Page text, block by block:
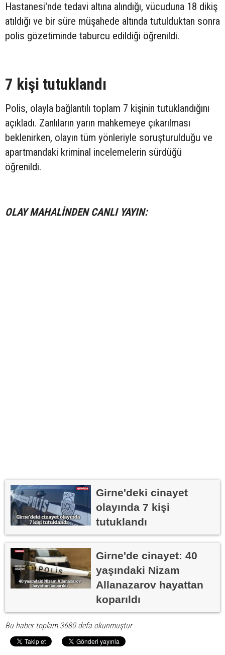
Hastanesi'nde tedavi altına alındığı, vücuduna 18 dikiş
atıldığı ve bir süre müşahede altında tutulduktan sonra
polis gözetiminde taburcu edildiği öğrenildi.
7 kişi tutuklandı
Polis, olayla bağlantılı toplam 7 kişinin tutuklandığını
açıkladı. Zanlıların yarın mahkemeye çıkarılması
beklenirken, olayın tüm yönleriyle soruşturulduğu ve
apartmandaki kriminal incelemelerin sürdüğü
öğrenildi.
OLAY MAHALİNDEN CANLI YAYIN:
Girne'deki cinayet
olayında 7 kişi
tutuklandı
Girne'de cinayet: 40
yaşındaki Nizam
Allanazarov hayattan
koparıldı
Bu haber toplam 3680 defa okunmuştur